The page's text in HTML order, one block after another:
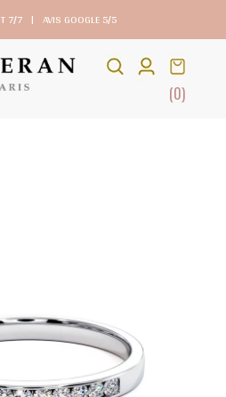
7/7 | AVIS GOOGLE 5/5
(0)